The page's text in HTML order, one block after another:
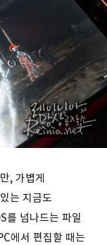
, 가볍게
는 지금도
를 넘나드는 파일
에서 편집할 때는